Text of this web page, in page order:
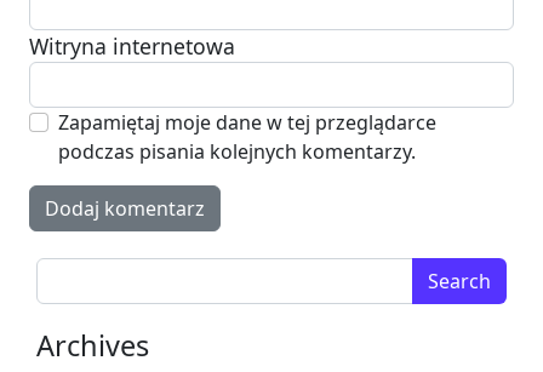
Witryna internetowa
Zapamiętaj moje dane w tej przeglądarce
podczas pisania kolejnych komentarzy.
Archives